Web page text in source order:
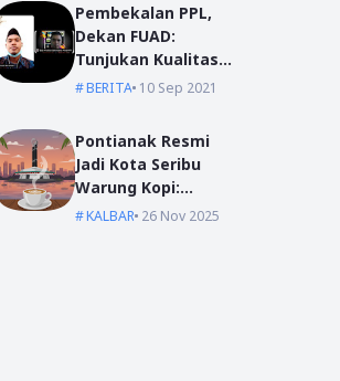
Pembekalan PPL,
Dekan FUAD:
Tunjukan Kualitas
Dengan Akhlak
BERITA 10 Sep 2021
Pontianak Resmi
Jadi Kota Seribu
Warung Kopi:
Jantung Komunikasi
KALBAR 26 Nov 2025